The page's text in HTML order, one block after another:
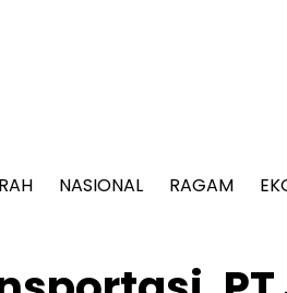
NASIONAL RAGAM